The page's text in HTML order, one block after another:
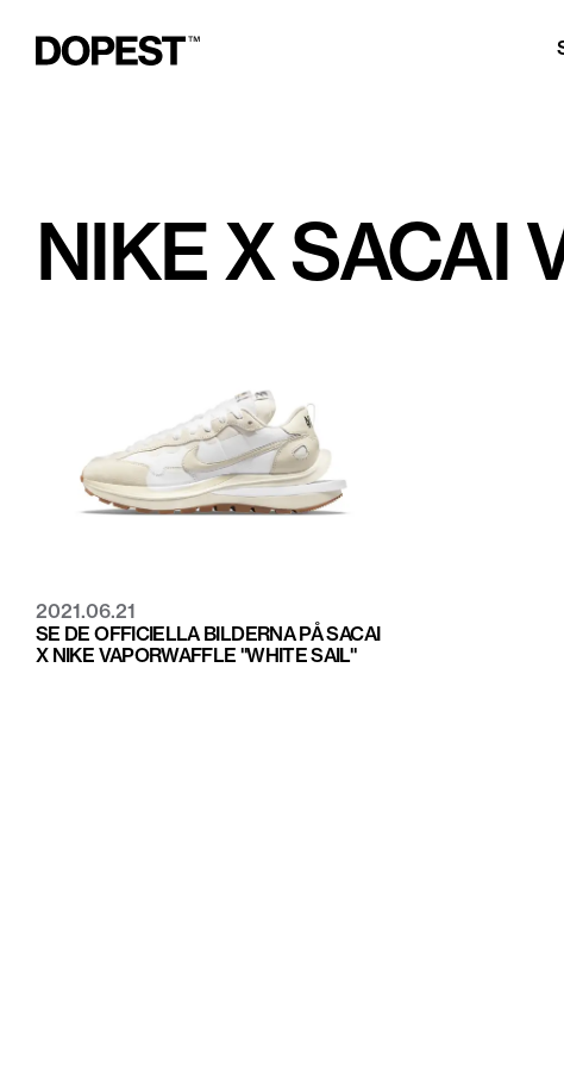
NIKE X SACAI
2021.06.21
SE DE OFFICIELLA BILDERNA PÅ SACAI
X NIKE VAPORWAFFLE "WHITE SAIL"